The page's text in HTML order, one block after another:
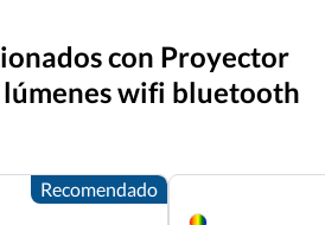
con Proyector
lúmenes wifi bluetooth
Recomendado